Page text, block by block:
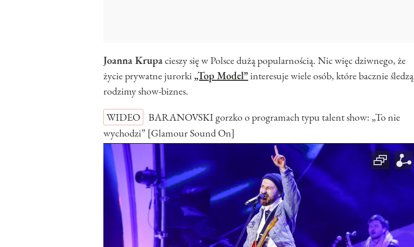
Joanna Krupacieszy się w Polsce dużą popularnością. Nic więc dziwnego, że
życie prywatne jurorki„Top Model”interesuje wiele osób, które bacznie śledzą
rodzimy show-biznes.
WIDEO
BARANOVSKI gorzko o programach typu talent show: „To nie
wychodzi” [Glamour Sound On]